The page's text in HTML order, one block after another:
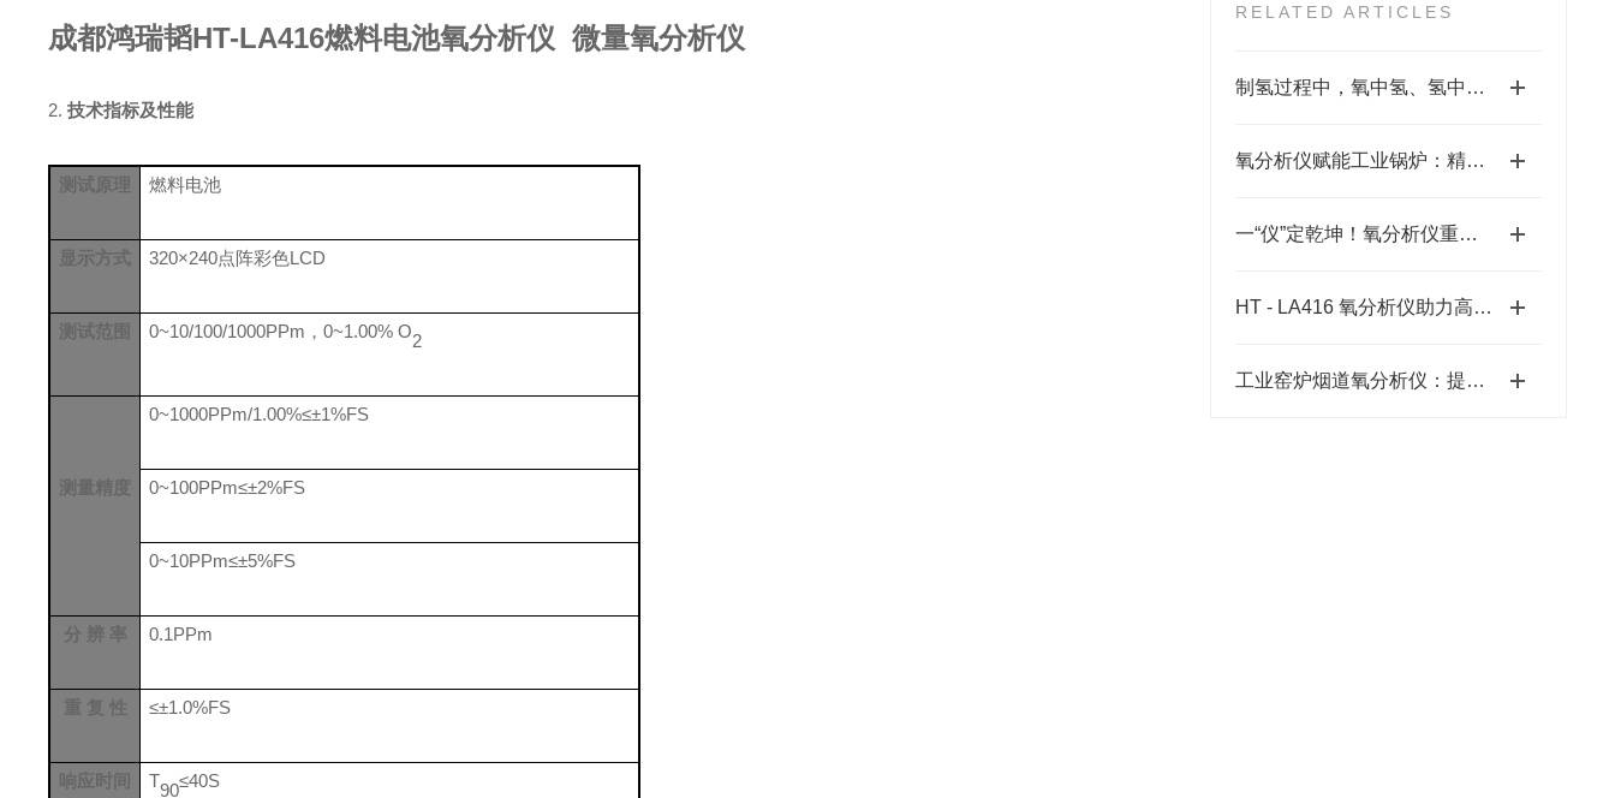
RELATED ARTICLES
制氢过程中，氧中氢、氢中氧分析仪和露点仪各自扮演什么角色？
氧分析仪赋能工业锅炉：精准监测，提升效率，守护环保
一“仪”定乾坤！氧分析仪重塑钎焊炉生产标准
HT - LA416 氧分析仪助力高温烧结炉迈向精细化生产新征程
工业窑炉烟道氧分析仪：提升效率的利器
成都鸿瑞韬HT-LA416燃料电池氧分析仪 微量氧分析仪
2. 技术指标及性能
测试原理 燃料电池
显示方式 320×240点阵彩色LCD
测试范围 0~10/100/1000PPm ， 0~1.00% O2
测量精度
0~1000PPm/1.00%≤±1%FS
0~100PPm≤±2%FS
0~10PPm≤±5%FS
分 辨 率 0.1PPm
重 复 性 ≤±1.0%FS
响应时间 T90≤40S